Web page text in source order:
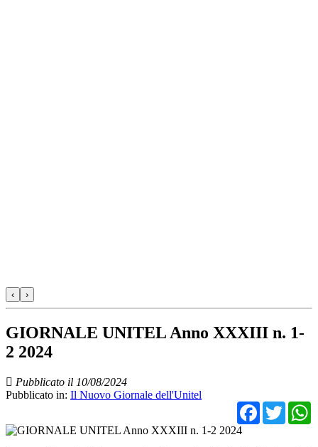
‹ ›
GIORNALE UNITEL Anno XXXIII n. 1-
2 2024
Pubblicato il 10/08/2024
Pubblicato in: Il Nuovo Giornale dell'Unitel